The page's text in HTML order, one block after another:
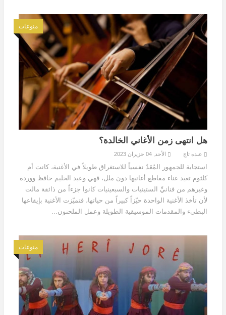
منوعات
هل انتهى زمن الأغاني الخالدة؟
عبده تاج الأحد, 04 حزيران 2023
استجابة للجمهور المُعَدّ نفسياً للاستغراق طويلاً في الأغنية، كانت أم
كلثوم تعيد غناء مقاطع أغانيها دون ملل، فهي وعبد الحليم حافظ ووردة
وغيرهم من فنانيِّ الستينيات والسبعينيات كانوا جزءاً من ذائقة مالت
لأن تأخذ الأغنية الواحدة حيّزاً كبيراً من حياتها، فتميّزت الأغنية بإيقاعها
البطيء والمقدمات الموسيقية الطويلة وعمل الملحنون...
منوعات